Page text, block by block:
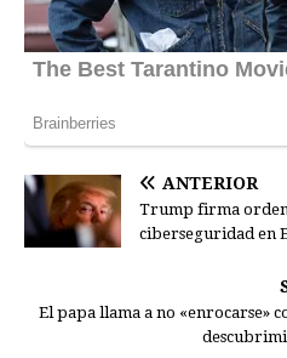
ANTERIOR
Trump firma
ciberseguridad en
El papa llama a no «enrocarse»